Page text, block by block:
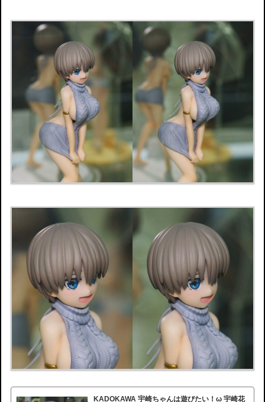
KADOKAWA 宇崎ちゃんは遊びたい！ω 宇崎花